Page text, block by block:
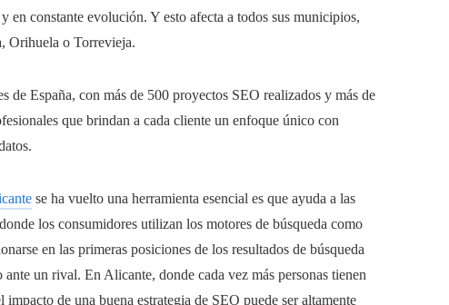
constante evolución. Y esto afecta a todos sus municipios,
Orihuela o Torrevieja.
de España, con más de 500 proyectos SEO realizados y más de
que brindan a cada cliente un enfoque único con
se ha vuelto una herramienta esencial es que ayuda a las
los consumidores utilizan los motores de búsqueda como
en las primeras posiciones de los resultados de búsqueda
un rival. En Alicante, donde cada vez más personas tienen
de una buena estrategia de SEO puede ser altamente